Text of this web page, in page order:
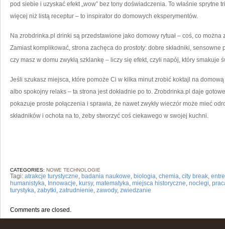
pod siebie i uzyskać efekt „wow” bez tony doświadczenia. To właśnie sprytne
więcej niż listą receptur – to inspirator do domowych eksperymentów.
Na zrobdrinka.pl drinki są przedstawione jako domowy rytuał – coś, co
Zamiast komplikować, strona zachęca do prostoty: dobre składniki,
czy masz w domu zwykłą szklankę – liczy się efekt, czyli napój, który smakuje
Jeśli szukasz miejsca, które pomoże Ci w kilka minut zrobić koktajl na
albo spokojny relaks – ta strona jest dokładnie po to. Zrobdrinka.pl daje
pokazuje proste połączenia i sprawia, że nawet zwykły wieczór może mieć
składników i ochota na to, żeby stworzyć coś ciekawego w swojej kuchni.
CATEGORIES: NOWE TECHNOLOGIE
Tagi: atrakcje turystyczne, badania naukowe, biologia, chemia, city break,
humanistyka, Innowacje, kursy, matematyka, miejsca historyczne, noclegi,
turystyka, zabytki, zatrudnienie, zawody, zwiedzanie
Comments are closed.